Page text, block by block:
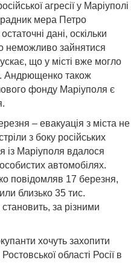
агресії у Маріуполі
мера Петро
дані, оскільки
неможливо зайнятися
що у місті вже могло
Андрющенко також
фонду Маріуполя є
– евакуація з міста не
з боку російських
із Маріуполя вдалося
автомобілях.
повідомляв 17 березня,
близько 35 тис.
за різними
хочуть захопити
області Росії в